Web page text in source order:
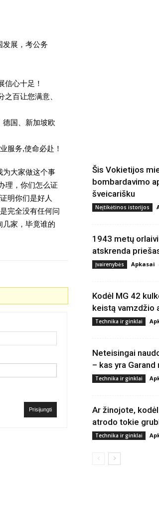
展，考公务
心十足！
百让您满意、
国、新加坡欧
服务,使命必赴！
为大家做这个事
理，你们怎么证
明你们是好人
完全没有任何问
几家，毕竟谁的
Prisijungti
Šis Vokietijos
bombardavimo
šveicarišku
Neįtikėtinos istorijos
1943 metų
atskrenda
Įvairenybės Apkasai -
Kodėl MG 42
keistą vamzdžio
Technika ir ginklai
Neteisingai
– kas yra Garand
Technika ir ginklai
Ar žinojote,
atrodo tokie
Technika ir ginklai